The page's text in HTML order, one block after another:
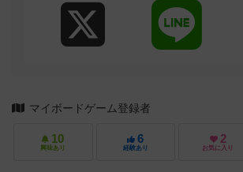
マイボードゲーム登録者
10
興味あり
6
経験あり
2
お気に入り